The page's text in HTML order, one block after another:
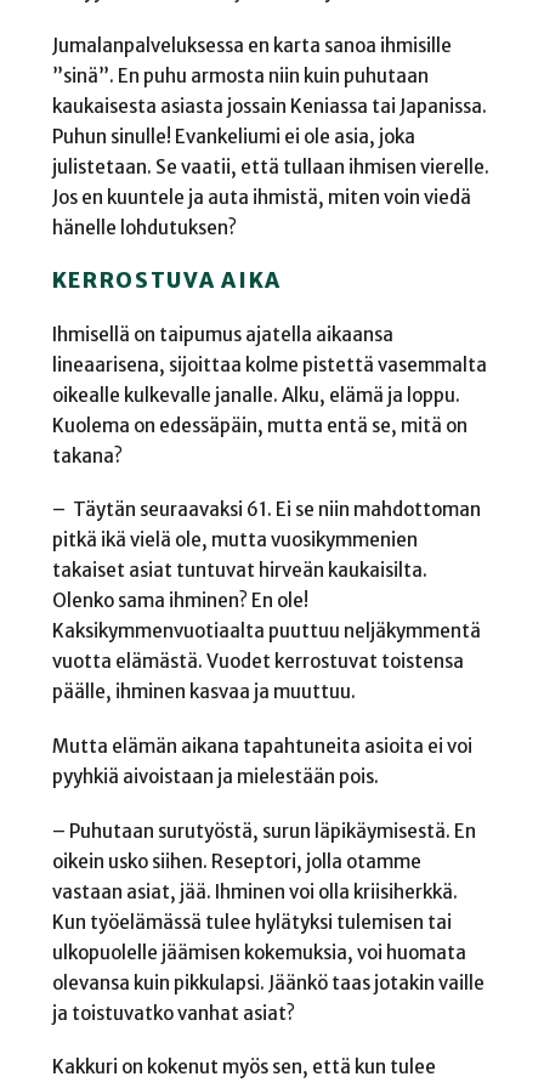
Jumalanpalveluksessa en karta sanoa ihmisille
”sinä”. En puhu armosta niin kuin puhutaan
kaukaisesta asiasta jossain Keniassa tai Japanissa.
Puhun sinulle! Evankeliumi ei ole asia, joka
julistetaan. Se vaatii, että tullaan ihmisen vierelle.
Jos en kuuntele ja auta ihmistä, miten voin viedä
hänelle lohdutuksen?
KERROSTUVA AIKA
Ihmisellä on taipumus ajatella aikaansa
lineaarisena, sijoittaa kolme pistettä vasemmalta
oikealle kulkevalle janalle. Alku, elämä ja loppu.
Kuolema on edessäpäin, mutta entä se, mitä on
takana?
– Täytän seuraavaksi 61. Ei se niin mahdottoman
pitkä ikä vielä ole, mutta vuosikymmenien
takaiset asiat tuntuvat hirveän kaukaisilta.
Olenko sama ihminen? En ole!
Kaksikymmenvuotiaalta puuttuu neljäkymmentä
vuotta elämästä. Vuodet kerrostuvat toistensa
päälle, ihminen kasvaa ja muuttuu.
Mutta elämän aikana tapahtuneita asioita ei voi
pyyhkiä aivoistaan ja mielestään pois.
– Puhutaan surutyöstä, surun läpikäymisestä. En
oikein usko siihen. Reseptori, jolla otamme
vastaan asiat, jää. Ihminen voi olla kriisiherkkä.
Kun työelämässä tulee hylätyksi tulemisen tai
ulkopuolelle jäämisen kokemuksia, voi huomata
olevansa kuin pikkulapsi. Jäänkö taas jotakin vaille
ja toistuvatko vanhat asiat?
Kakkuri on kokenut myös sen, että kun tulee